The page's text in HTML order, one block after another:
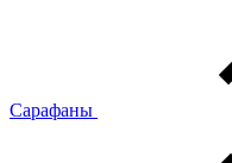
Сарафаны